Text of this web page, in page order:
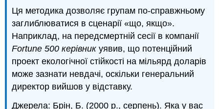
Ця методика дозволяє групам по-справжньому
заглиблюватися в сценарії «що, якщо».
Наприклад, на передсмертній сесії в компанії
Fortune 500 керівник уявив, що потенційний
проект екологічної стійкості на мільярд доларів
може зазнати невдачі, оскільки генеральний
директор вийшов у відставку.
Джерела: Брін, Б. (2000 р., серпень). Яка у вас